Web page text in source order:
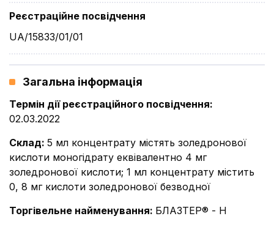
Реєстраційне посвідчення
UA/15833/01/01
Загальна інформація
Термін дії реєстраційного посвідчення:
02.03.2022
Склад: 5 мл концентрату містять золедронової
кислоти моногідрату еквівалентно 4 мг
золедронової кислоти; 1 мл концентрату містить
0, 8 мг кислоти золедронової безводної
Торгівельне найменування: БЛАЗТЕР® - Н